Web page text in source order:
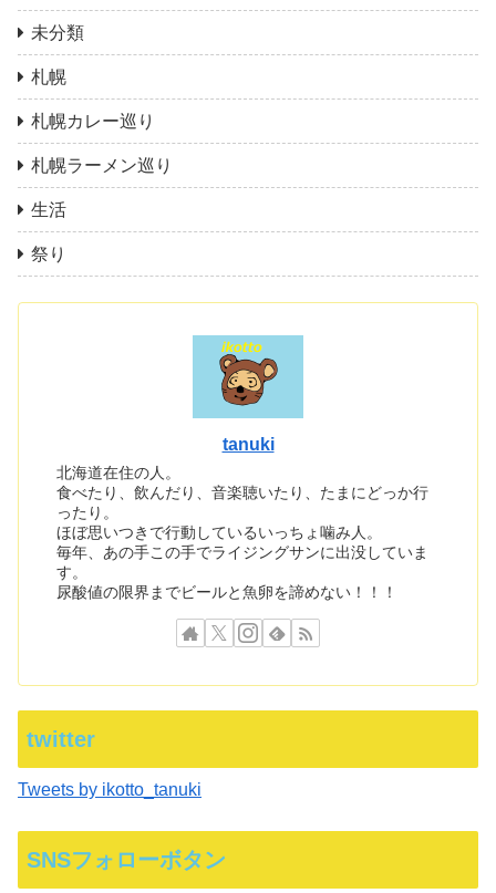
未分類
札幌
札幌カレー巡り
札幌ラーメン巡り
生活
祭り
tanuki
北海道在住の人。
食べたり、飲んだり、音楽聴いたり、たまにどっか行
ったり。
ほぼ思いつきで行動しているいっちょ噛み人。
毎年、あの手この手でライジングサンに出没していま
す。
尿酸値の限界までビールと魚卵を諦めない！！！
twitter
Tweets by ikotto_tanuki
SNSフォローボタン